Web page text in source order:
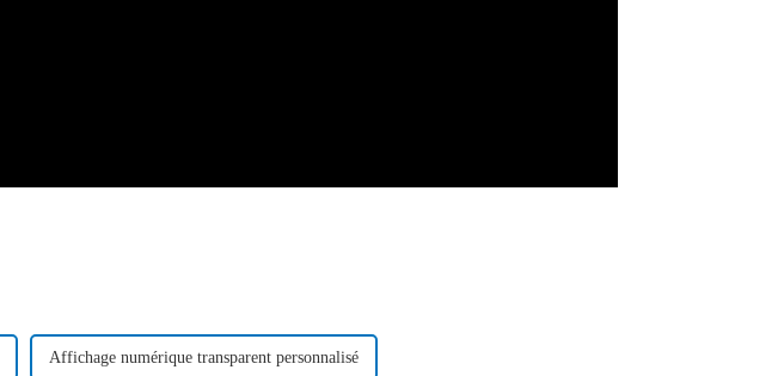
Affichage numérique transparent personnalisé